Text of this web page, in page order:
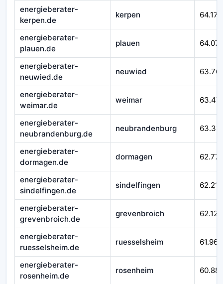
energieberater-
kerpen.de
kerpen 64.171
energieberater-
plauen.de
plauen
energieberater-
neuwied.de
neuwied
energieberater-
weimar.de
weimar
energieberater-
neubrandenburg.de
neubrandenburg 63.311
energieberater-
dormagen.de
dormagen
energieberater-
sindelfingen.de
sindelfingen 62.215
energieberater-
grevenbroich.de
grevenbroich 62.124
energieberater-
ruesselsheim.de
ruesselsheim 61.967
energieberater-
rosenheim.de
rosenheim